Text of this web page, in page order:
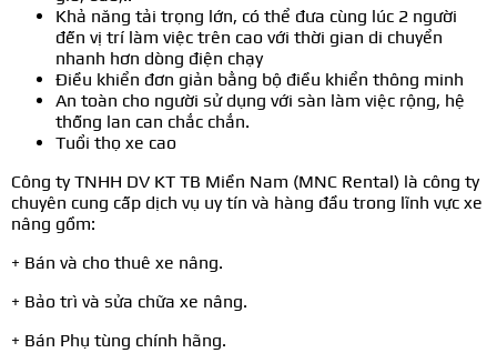
Khả năng tải trọng lớn, có thể đưa cùng lúc 2 người
đến vị trí làm việc trên cao với thời gian di chuyển
nhanh hơn dòng điện chạy
Điều khiển đơn giản bằng bộ điều khiển thông minh
An toàn cho người sử dụng với sàn làm việc rộng, hệ
thống lan can chắc chắn.
Tuổi thọ xe cao
Công ty TNHH DV KT TB Miền Nam (MNC Rental) là công ty
chuyên cung cấp dịch vụ uy tín và hàng đầu trong lĩnh vực xe
nâng gồm:
+ Bán và cho thuê xe nâng.
+ Bảo trì và sửa chữa xe nâng.
+ Bán Phụ tùng chính hãng.